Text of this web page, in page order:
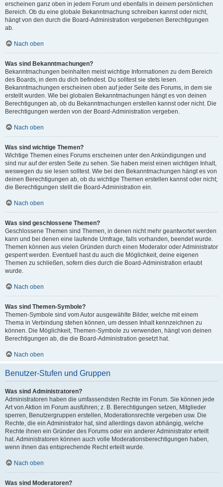
erscheinen ganz oben in jedem Forum und ebenfalls in deinem persönlichen
Bereich. Ob du eine globale Bekanntmachung schreiben kannst oder nicht,
hängt von den durch die Board-Administration vergebenen Berechtigungen
ab.
Nach oben
Was sind Bekanntmachungen?
Bekanntmachungen beinhalten meist wichtige Informationen zu dem Bereich
des Boards, in dem du dich befindest. Du solltest sie stets lesen.
Bekanntmachungen erscheinen oben auf jeder Seite des Forums, in dem sie
erstellt wurden. Wie bei globalen Bekanntmachungen hängt es von deinen
Berechtigungen ab, ob du Bekanntmachungen erstellen kannst oder nicht. Die
Berechtigungen werden von der Board-Administration vergeben.
Nach oben
Was sind wichtige Themen?
Wichtige Themen eines Forums erscheinen unter den Ankündigungen und
sind nur auf der ersten Seite zu sehen. Sie haben meist einen wichtigen Inhalt,
weswegen du sie lesen solltest. Wie bei den Bekanntmachungen hängt es von
deinen Berechtigungen ab, ob du wichtige Themen erstellen kannst oder nicht;
die Berechtigungen stellt die Board-Administration ein.
Nach oben
Was sind geschlossene Themen?
Geschlossene Themen sind Themen, in denen nicht mehr geantwortet werden
kann und bei denen eine laufende Umfrage, falls vorhanden, beendet wurde.
Themen können aus vielen Gründen durch einen Moderator oder Administrator
gesperrt werden. Eventuell hast du auch die Möglichkeit, deine eigenen
Themen zu schließen, sofern dies durch die Board-Administration erlaubt
wurde.
Nach oben
Was sind Themen-Symbole?
Themen-Symbole sind vom Autor ausgewählte Bilder, welche mit einem
Thema in Verbindung stehen können, um dessen Inhalt kennzeichnen zu
können. Die Möglichkeit, Themen-Symbole zu verwenden, hängt von deinen
Berechtigungen ab, die die Board-Administration gesetzt hat.
Nach oben
Benutzer-Stufen und Gruppen
Was sind Administratoren?
Administratoren haben die umfassendsten Rechte im Forum. Sie können jede
Art von Aktion im Forum ausführen; z. B. Berechtigungen setzen, Mitglieder
sperren, Benutzergruppen erstellen, Moderationsrechte vergeben usw. Die
Rechte, die ein Administrator hat, sind allerdings davon abhängig, welche
Rechte ihnen ein Gründer des Forums oder ein anderer Administrator erteilt
hat. Administratoren können auch volle Moderationsberechtigungen haben,
wenn ihnen das entsprechende Recht erteilt wurde.
Nach oben
Was sind Moderatoren?